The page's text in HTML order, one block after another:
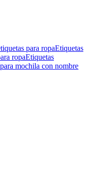
para ropaEtiquetas
ropaEtiquetas
mochila con nombre